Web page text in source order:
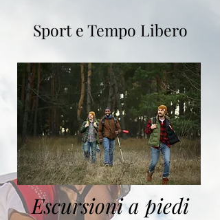
Sport e Tempo Libero
Escursioni a piedi